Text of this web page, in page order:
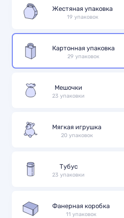
Жестяная упаковка
19 упаковок
Картонная упаковка
29 упаковок
Мешочки
23 упаковки
Мягкая игрушка
20 упаковок
Тубус
23 упаковки
Фанерная коробка
11 упаковок